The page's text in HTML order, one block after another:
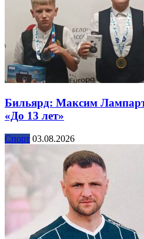
Бильярд: Максим
«До 13 лет»
Спорт 03.08.2026